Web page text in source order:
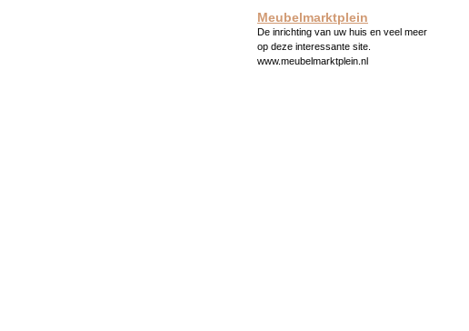
Meubelmarktplein
De inrichting van uw huis en veel meer
op deze interessante site.
www.meubelmarktplein.nl